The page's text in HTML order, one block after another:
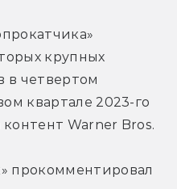
крупных
в четвертом
квартале 2023-го
Warner Bros.
прокомментировал